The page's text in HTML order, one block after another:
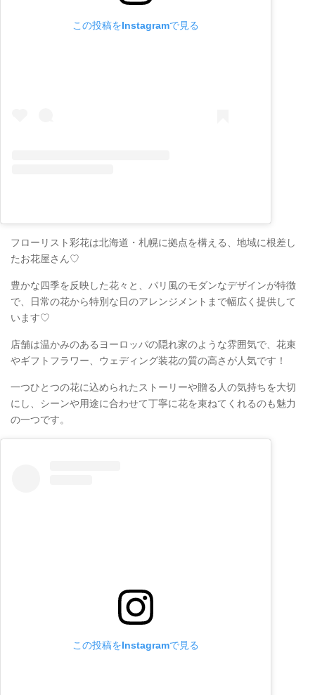
この投稿をInstagramで見る
フローリスト彩花は北海道・札幌に拠点を構える、地域に根差し
たお花屋さん♡
豊かな四季を反映した花々と、パリ風のモダンなデザインが特徴
で、日常の花から特別な日のアレンジメントまで幅広く提供して
います♡
店舗は温かみのあるヨーロッパの隠れ家のような雰囲気で、花束
やギフトフラワー、ウェディング装花の質の高さが人気です！
一つひとつの花に込められたストーリーや贈る人の気持ちを大切
にし、シーンや用途に合わせて丁寧に花を束ねてくれるのも魅力
の一つです。
この投稿をInstagramで見る